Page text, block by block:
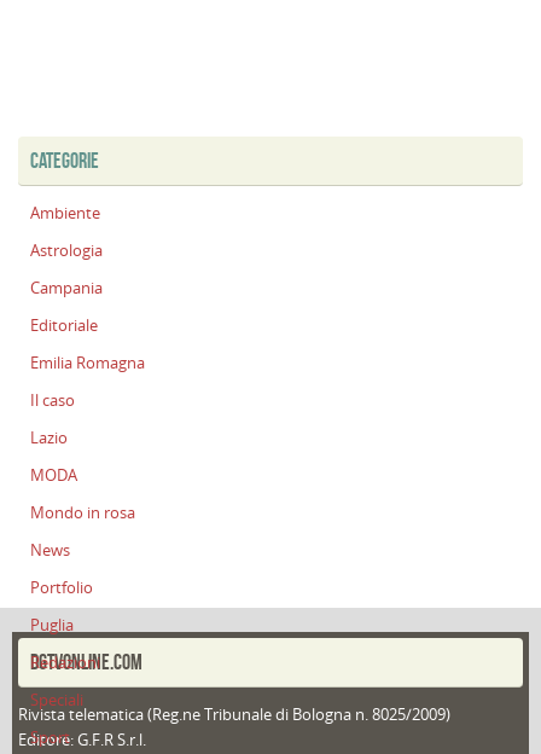
CATEGORIE
Ambiente
Astrologia
Campania
Editoriale
Emilia Romagna
Il caso
Lazio
MODA
Mondo in rosa
News
Portfolio
Puglia
Redazioni
Speciali
Sport
DGTVONLINE.COM
Rivista telematica (Reg.ne Tribunale di Bologna n. 8025/2009)
Editore: G.F.R S.r.l.